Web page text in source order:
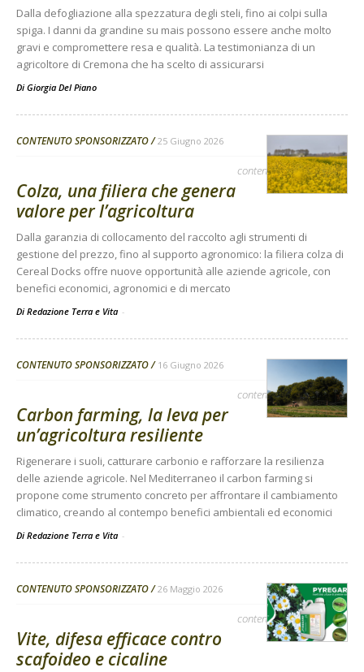
Dalla defogliazione alla spezzatura degli steli, fino ai colpi sulla
spiga. I danni da grandine su mais possono essere anche molto
gravi e compromettere resa e qualità. La testimonianza di un
agricoltore di Cremona che ha scelto di assicurarsi
Di Giorgia Del Piano
CONTENUTO SPONSORIZZATO 25 Giugno 2026
contenuto sponsorizzato
Colza, una filiera che genera
valore per l’agricoltura
Dalla garanzia di collocamento del raccolto agli strumenti di
gestione del prezzo, fino al supporto agronomico: la filiera colza di
Cereal Docks offre nuove opportunità alle aziende agricole, con
benefici economici, agronomici e di mercato
Di Redazione Terra e Vita -
CONTENUTO SPONSORIZZATO 16 Giugno 2026
contenuto sponsorizzato
Carbon farming, la leva per
un’agricoltura resiliente
Rigenerare i suoli, catturare carbonio e rafforzare la resilienza
delle aziende agricole. Nel Mediterraneo il carbon farming si
propone come strumento concreto per affrontare il cambiamento
climatico, creando al contempo benefici ambientali ed economici
Di Redazione Terra e Vita -
CONTENUTO SPONSORIZZATO 26 Maggio 2026
contenuto sponsorizzato
Vite, difesa efficace contro
scafoideo e cicaline